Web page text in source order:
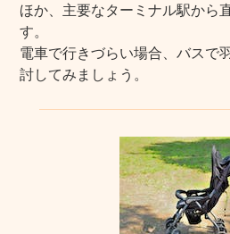
ほか、主要なターミナル駅から
す。
電車で行きづらい場合、バスで
討してみましょう。